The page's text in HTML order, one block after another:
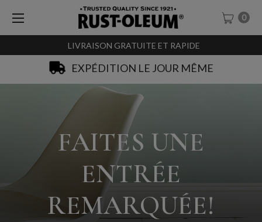
LIVRAISON GRATUITE ET RAPIDE
0
SACHET-TESTEURS À 0,99€
FAITES UNE
ENTRÉE
REMARQUÉE!